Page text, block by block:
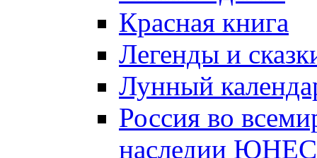
Красная книга
Легенды и
Лунный
Россия во
наследии